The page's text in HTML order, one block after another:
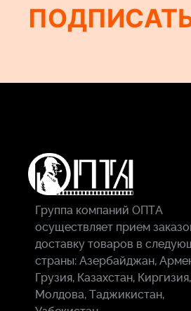
Группа компаний ОПТА
осуществляет прием
доставку товаров в
страны: Азербайджан,
Грузия, Казахстан, Киргизия,
Молдова, Таджикистан,